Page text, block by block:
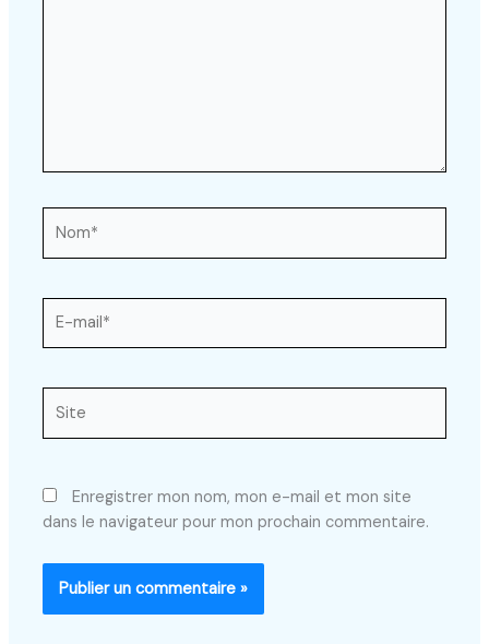
mail*
Enregistrer mon nom, mon e-mail et mon site
dans le navigateur pour mon prochain commentaire.